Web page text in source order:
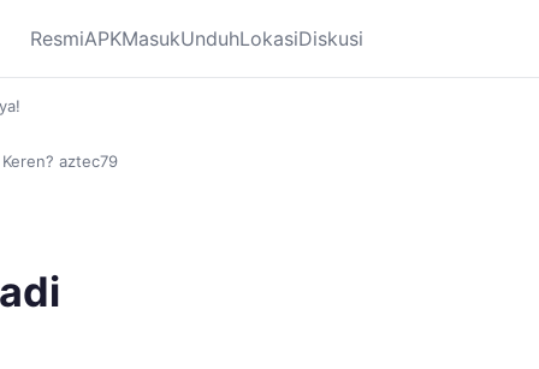
ResmiAPKMasukUnduhLokasiDiskusi
aztec79